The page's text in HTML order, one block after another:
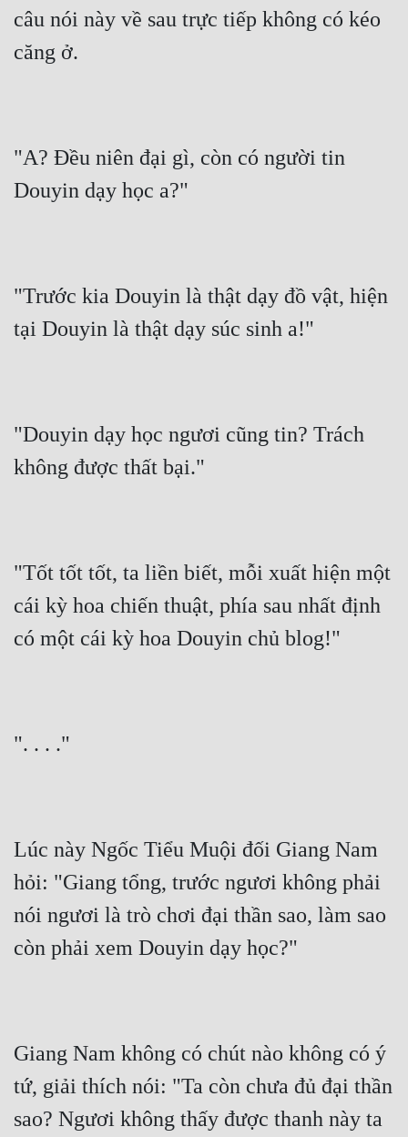
câu nói này về sau trực tiếp không có kéo
căng ở.
"A? Đều niên đại gì, còn có người tin
Douyin dạy học a?"
"Trước kia Douyin là thật dạy đồ vật, hiện
tại Douyin là thật dạy súc sinh a!"
"Douyin dạy học ngươi cũng tin? Trách
không được thất bại."
"Tốt tốt tốt, ta liền biết, mỗi xuất hiện một
cái kỳ hoa chiến thuật, phía sau nhất định
có một cái kỳ hoa Douyin chủ blog!"
". . . ."
Lúc này Ngốc Tiểu Muội đối Giang Nam
hỏi: "Giang tổng, trước ngươi không phải
nói ngươi là trò chơi đại thần sao, làm sao
còn phải xem Douyin dạy học?"
Giang Nam không có chút nào không có ý
tứ, giải thích nói: "Ta còn chưa đủ đại thần
sao? Ngươi không thấy được thanh này ta